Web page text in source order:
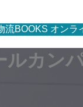
流BOOKS オンラ
カン